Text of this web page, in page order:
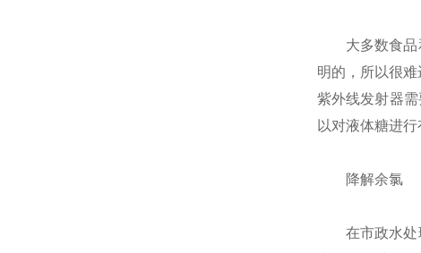
大多数食品和
明的，所以很
紫外线发射器
以对液体糖进
降解余氯
在市政水处理